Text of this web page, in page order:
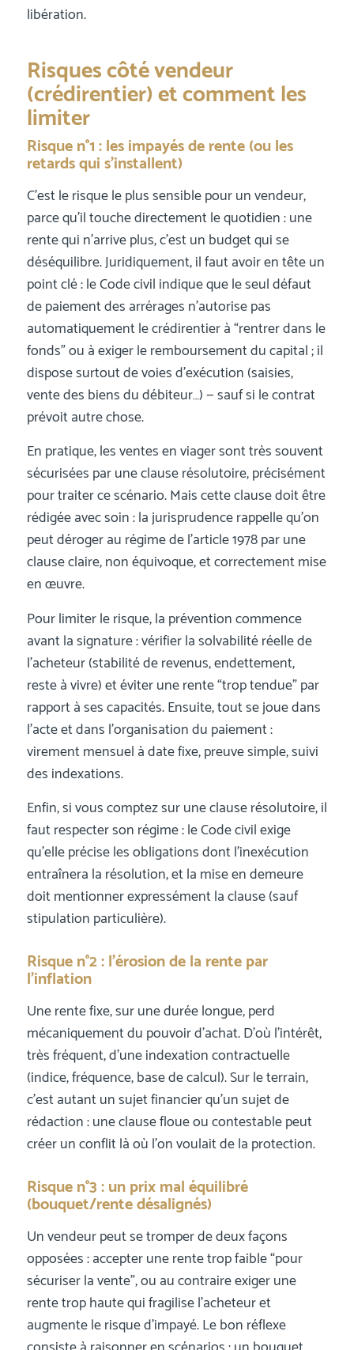
libération.
Risques côté vendeur
(crédirentier) et comment les
limiter
Risque n°1 : les impayés de rente (ou les
retards qui s’installent)
C’est le risque le plus sensible pour un vendeur,
parce qu’il touche directement le quotidien : une
rente qui n’arrive plus, c’est un budget qui se
déséquilibre. Juridiquement, il faut avoir en tête un
point clé : le Code civil indique que le seul défaut
de paiement des arrérages n’autorise pas
automatiquement le crédirentier à “rentrer dans le
fonds” ou à exiger le remboursement du capital ; il
dispose surtout de voies d’exécution (saisies,
vente des biens du débiteur…) — sauf si le contrat
prévoit autre chose.
En pratique, les ventes en viager sont très souvent
sécurisées par une clause résolutoire, précisément
pour traiter ce scénario. Mais cette clause doit être
rédigée avec soin : la jurisprudence rappelle qu’on
peut déroger au régime de l’article 1978 par une
clause claire, non équivoque, et correctement mise
en œuvre.
Pour limiter le risque, la prévention commence
avant la signature : vérifier la solvabilité réelle de
l’acheteur (stabilité de revenus, endettement,
reste à vivre) et éviter une rente “trop tendue” par
rapport à ses capacités. Ensuite, tout se joue dans
l’acte et dans l’organisation du paiement :
virement mensuel à date fixe, preuve simple, suivi
des indexations.
Enfin, si vous comptez sur une clause résolutoire, il
faut respecter son régime : le Code civil exige
qu’elle précise les obligations dont l’inexécution
entraînera la résolution, et la mise en demeure
doit mentionner expressément la clause (sauf
stipulation particulière).
Risque n°2 : l’érosion de la rente par
l’inflation
Une rente fixe, sur une durée longue, perd
mécaniquement du pouvoir d’achat. D’où l’intérêt,
très fréquent, d’une indexation contractuelle
(indice, fréquence, base de calcul). Sur le terrain,
c’est autant un sujet financier qu’un sujet de
rédaction : une clause floue ou contestable peut
créer un conflit là où l’on voulait de la protection.
Risque n°3 : un prix mal équilibré
(bouquet/rente désalignés)
Un vendeur peut se tromper de deux façons
opposées : accepter une rente trop faible “pour
sécuriser la vente”, ou au contraire exiger une
rente trop haute qui fragilise l’acheteur et
augmente le risque d’impayé. Le bon réflexe